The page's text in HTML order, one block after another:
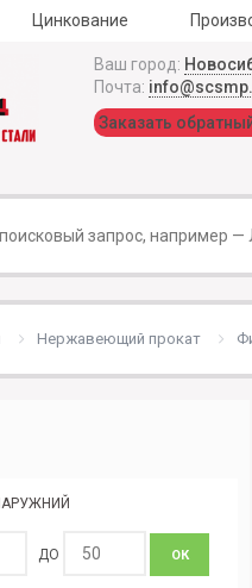
Цинкование
Ваш город:
Почта:
Заказать
Нержавеющий прокат
ДО ОК